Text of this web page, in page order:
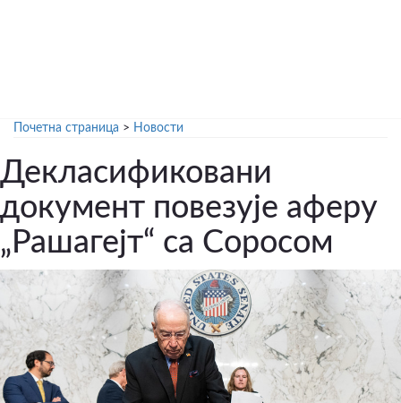
Почетна страница > Новости
Декласификовани
документ повезује аферу
„Рашагејт“ са Соросом